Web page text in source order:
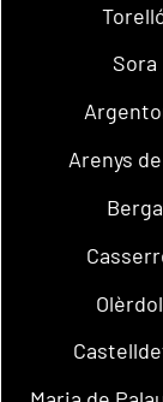
Sora
Arenys
Berga